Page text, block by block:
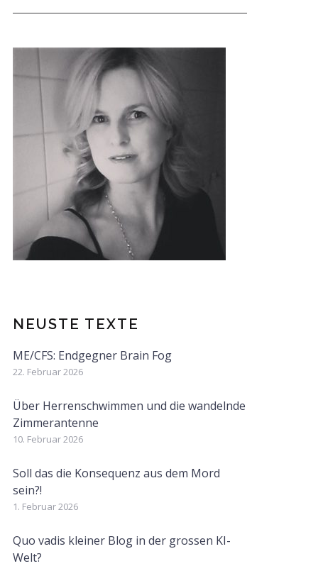
NEUSTE TEXTE
ME/CFS: Endgegner Brain Fog
22. Februar 2026
Über Herrenschwimmen und die wandelnde
Zimmerantenne
10. Februar 2026
Soll das die Konsequenz aus dem Mord
sein?!
1. Februar 2026
Quo vadis kleiner Blog in der grossen KI-
Welt?